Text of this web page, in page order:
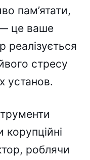
пам’ятати,
це ваше
реалізується
стресу
установ.
корупційні
роблячи